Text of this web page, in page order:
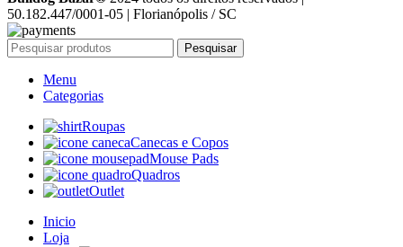
50.182.447/0001-05 | Florianópolis / SC
Pesquisar
Menu
Categorias
Roupas
Canecas e Copos
Mouse Pads
Quadros
Outlet
Inicio
Loja